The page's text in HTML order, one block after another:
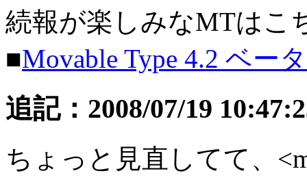
続報が楽しみなMTはこ
■Movable Type 4.2 ベー
追記：2008/07/19
ちょっと見直してて、